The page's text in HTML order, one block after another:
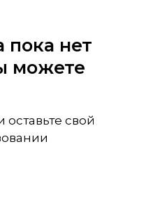
пока нет
можете
свой